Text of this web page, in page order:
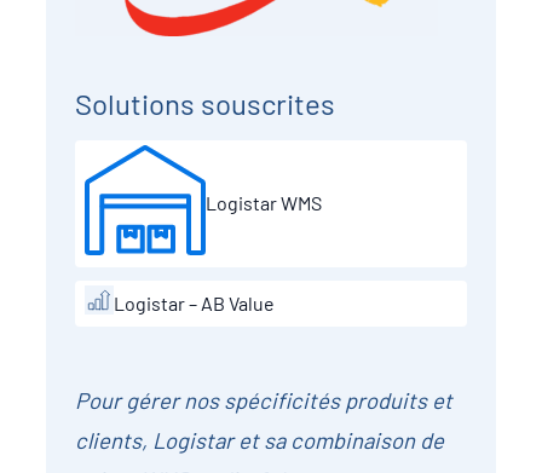
Solutions souscrites
Logistar WMS
Logistar – AB Value
Pour gérer nos spécificités produits et
clients, Logistar et sa combinaison de